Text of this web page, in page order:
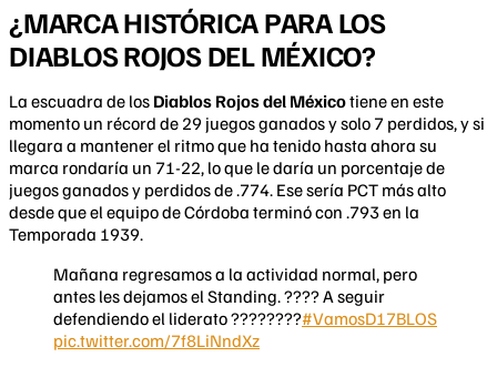
¿MARCA HISTÓRICA PARA LOS
DIABLOS ROJOS DEL MÉXICO?
La escuadra de los Diablos Rojos del Méxicotiene en este
momento un récord de 29 juegos ganados y solo 7 perdidos, y si
llegara a mantener el ritmo que ha tenido hasta ahora su
marca rondaría un 71-22, lo que le daría un porcentaje de
juegos ganados y perdidos de .774. Ese sería PCT más alto
desde que el equipo de Córdoba terminó con .793 en la
Temporada 1939.
Mañana regresamos a la actividad normal, pero
antes les dejamos el Standing. ???? A seguir
defendiendo el liderato ????????#VamosD17BLOS
pic.twitter.com/7f8LiNndXz